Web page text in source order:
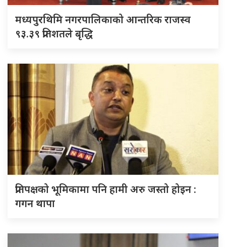
मध्यपुरथिमि नगरपालिकाको आन्तरिक राजस्व
९३.३९ प्रतिशतले बृद्धि
प्रतिपक्षको भूमिकामा पनि हामी अरु जस्तो होइन :
गगन थापा